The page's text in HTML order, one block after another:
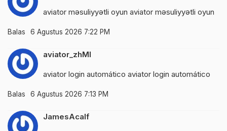
aviator məsuliyyətli oyun aviator məsuliyyətli oyun
Balas 6 Agustus 2026 7:22 PM
aviator_zhMl
aviator login automático aviator login automático
Balas 6 Agustus 2026 7:13 PM
JamesAcalf